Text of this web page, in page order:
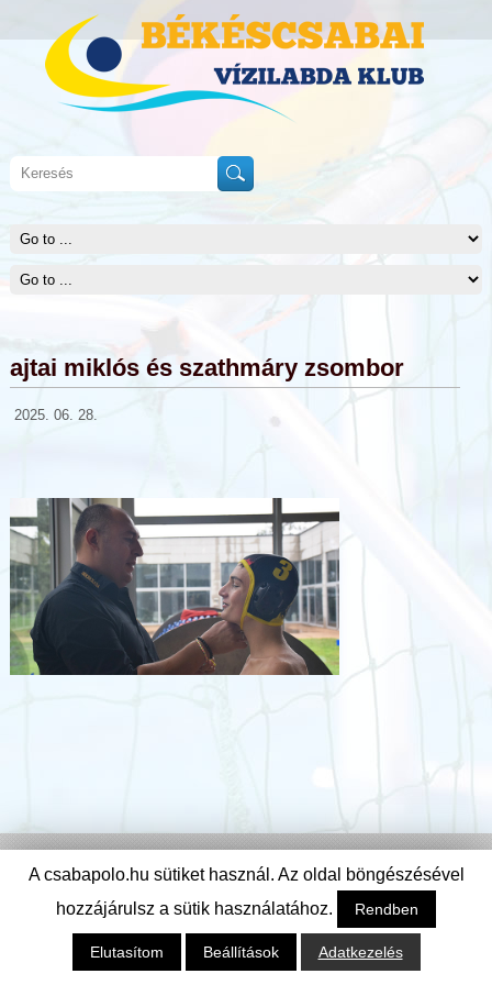
ajtai miklós és szathmáry zsombor
2025. 06. 28.
© Csabai Csirkefogók Vízilabda Klub
A csabapolo.hu sütiket használ. Az oldal böngészésével
hozzájárulsz a sütik használatához.
Rendben
Elutasítom Beállítások Adatkezelés